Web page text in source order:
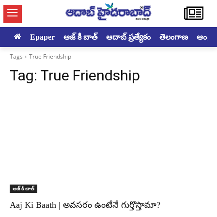
Epaper ఆజ్ కీ బాత్ ఆదాబ్ ప్రత్యేకం తెలంగాణ
Tags True Friendship
Tag: True Friendship
ఆజ్ కీ బాత్
Aaj Ki Baath | అవసరం ఉంటేనే గుర్తొస్తామా?